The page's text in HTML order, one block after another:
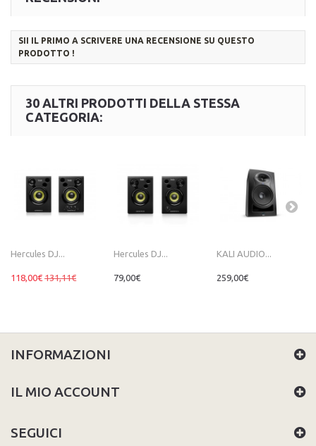
SII IL PRIMO A SCRIVERE UNA RECENSIONE SU QUESTO
PRODOTTO !
30 ALTRI PRODOTTI DELLA STESSA
CATEGORIA:
Hercules DJ...
118,00€ 131,11€
Hercules DJ...
79,00€
KALI AUDIO...
259,00€
INFORMAZIONI
IL MIO ACCOUNT
SEGUICI